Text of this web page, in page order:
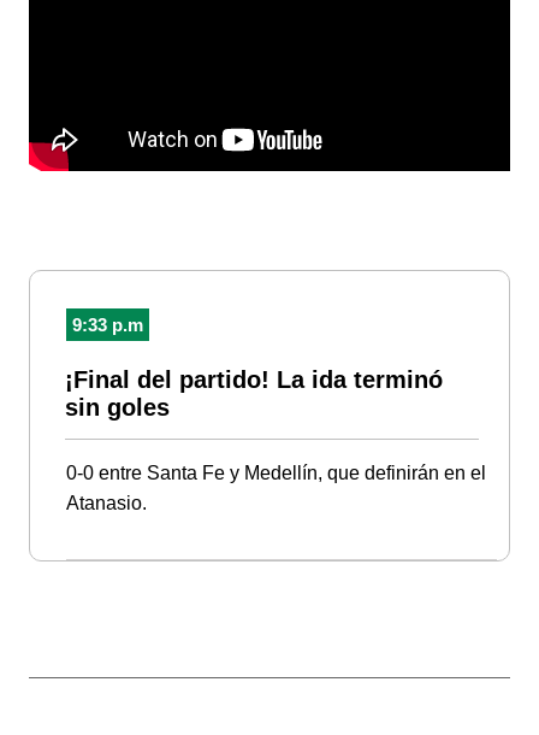
9:33 p.m
¡Final del partido! La ida terminó
sin goles
0-0 entre Santa Fe y Medellín, que definirán en el
Atanasio.